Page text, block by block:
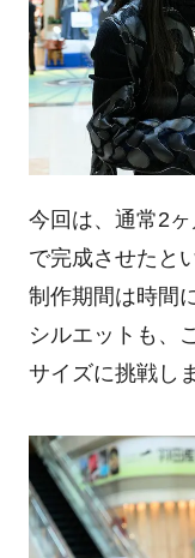
今回は、通常2
で完成させたと
制作期間は時間
シルエットも、
サイズに挑戦し